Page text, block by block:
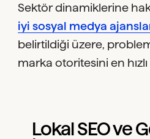
Sektör dinamiklerine
iyi sosyal medya
belirtildiği üzere,
marka otoritesini en
Lokal SEO ve